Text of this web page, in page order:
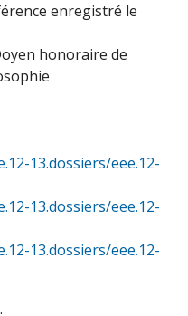
enregistré le
honoraire de
13.dossiers/eee.12-
13.dossiers/eee.12-
13.dossiers/eee.12-